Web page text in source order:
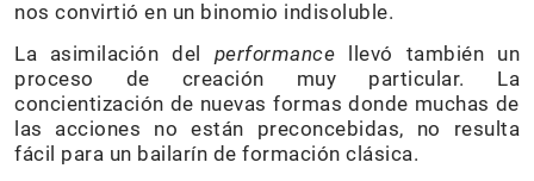
nos convirtió en un binomio indisoluble.
La asimilación del performance llevó también un
proceso de creación muy particular. La
concientización de nuevas formas donde muchas de
las acciones no están preconcebidas, no resulta
fácil para un bailarín de formación clásica.